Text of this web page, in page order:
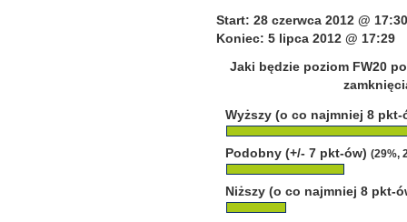
Start: 28 czerwca 2012 @ 17:30
Koniec: 5 lipca 2012 @ 17:29
Jaki będzie poziom FW20
Wyższy (o co najmniej 8
Podobny (+/- 7 pkt-ów) (29%,
Niższy (o co najmniej 8 pkt-